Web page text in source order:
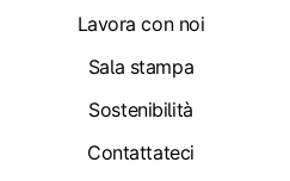
Lavora con noi
Sala stampa
Sostenibilità
Contattateci